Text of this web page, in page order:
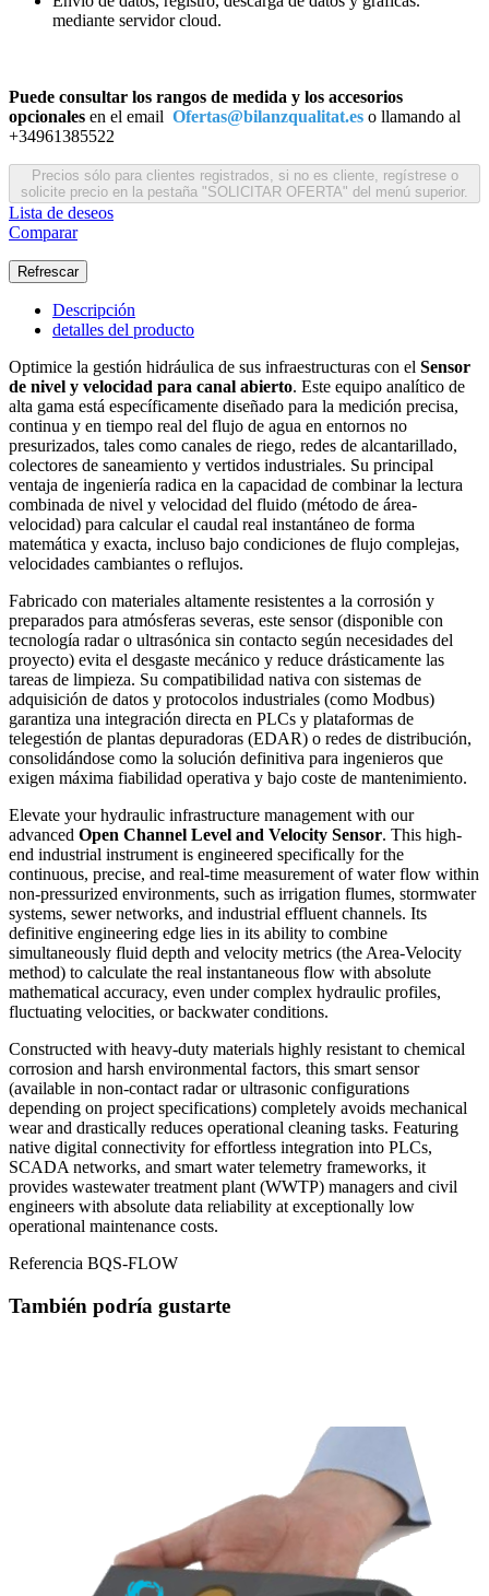
mediante servidor cloud.
Puede consultar los rangos de medida y los accesorios
opcionales en el email Ofertas@bilanzqualitat.es o llamando al
+34961385522
Precios sólo para clientes registrados, si no es cliente, regístrese o
solicite precio en la pestaña "SOLICITAR OFERTA" del menú superior.
Lista de deseos
Comparar
Descripción
detalles del producto
Optimice la gestión hidráulica de sus infraestructuras con el Sensor
de nivel y velocidad para canal abierto. Este equipo analítico de
alta gama está específicamente diseñado para la medición precisa,
continua y en tiempo real del flujo de agua en entornos no
presurizados, tales como canales de riego, redes de alcantarillado,
colectores de saneamiento y vertidos industriales. Su principal
ventaja de ingeniería radica en la capacidad de combinar la lectura
combinada de nivel y velocidad del fluido (método de área-
velocidad) para calcular el caudal real instantáneo de forma
matemática y exacta, incluso bajo condiciones de flujo complejas,
velocidades cambiantes o reflujos.
Fabricado con materiales altamente resistentes a la corrosión y
preparados para atmósferas severas, este sensor (disponible con
tecnología radar o ultrasónica sin contacto según necesidades del
proyecto) evita el desgaste mecánico y reduce drásticamente las
tareas de limpieza. Su compatibilidad nativa con sistemas de
adquisición de datos y protocolos industriales (como Modbus)
garantiza una integración directa en PLCs y plataformas de
telegestión de plantas depuradoras (EDAR) o redes de distribución,
consolidándose como la solución definitiva para ingenieros que
exigen máxima fiabilidad operativa y bajo coste de mantenimiento.
Elevate your hydraulic infrastructure management with our
advanced Open Channel Level and Velocity Sensor. This high-
end industrial instrument is engineered specifically for the
continuous, precise, and real-time measurement of water flow within
non-pressurized environments, such as irrigation flumes, stormwater
systems, sewer networks, and industrial effluent channels. Its
definitive engineering edge lies in its ability to combine
simultaneously fluid depth and velocity metrics (the Area-Velocity
method) to calculate the real instantaneous flow with absolute
mathematical accuracy, even under complex hydraulic profiles,
fluctuating velocities, or backwater conditions.
Constructed with heavy-duty materials highly resistant to chemical
corrosion and harsh environmental factors, this smart sensor
(available in non-contact radar or ultrasonic configurations
depending on project specifications) completely avoids mechanical
wear and drastically reduces operational cleaning tasks. Featuring
native digital connectivity for effortless integration into PLCs,
SCADA networks, and smart water telemetry frameworks, it
provides wastewater treatment plant (WWTP) managers and civil
engineers with absolute data reliability at exceptionally low
operational maintenance costs.
Referencia BQS-FLOW
También podría gustarte